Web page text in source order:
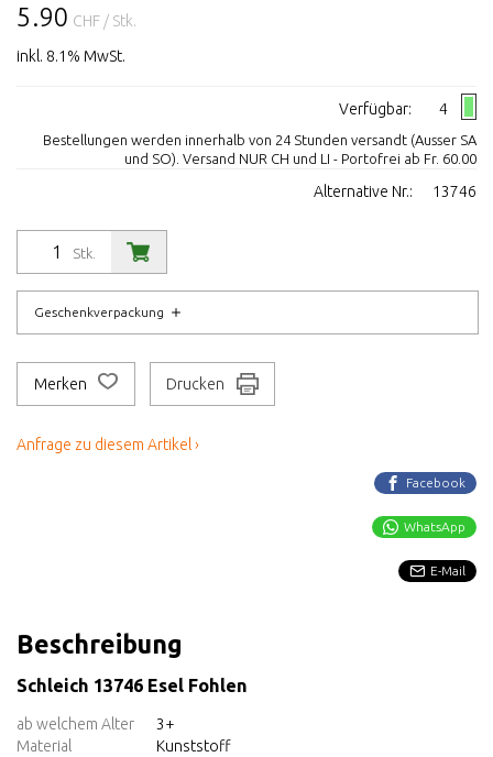
5.90 CHF / Stk.
inkl. 8.1% MwSt.
Verfügbar: 4
Bestellungen werden innerhalb von 24 Stunden versandt (Ausser SA
und SO). Versand NUR CH und LI - Portofrei ab Fr. 60.00
Alternative Nr.: 13746
Stk.
Geschenkverpackung
Merken Drucken
Anfrage zu diesem Artikel ›
Facebook
WhatsApp
E-Mail
Beschreibung
Schleich 13746 Esel Fohlen
ab welchem Alter
3+
Material
Kunststoff